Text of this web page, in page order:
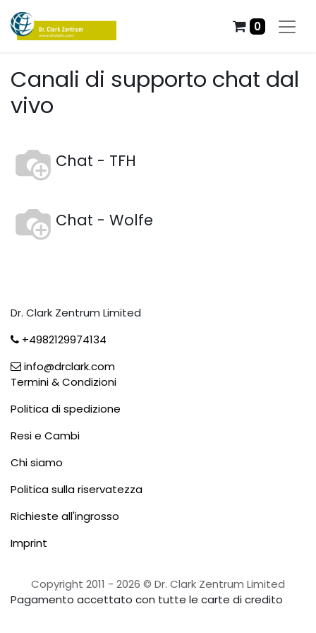
0
Canali di supporto chat dal
vivo
Chat - TFH
Chat - Wolfe
Dr. Clark Zentrum Limited
+4982129974134
info@drclark.com
Termini & Condizioni
Politica di spedizione
Resi e Cambi
Chi siamo
Politica sulla riservatezza
Richieste all'ingrosso
Imprint
Copyright 2011 - 2026 © Dr. Clark Zentrum Limited
Pagamento accettato con tutte le carte di credito